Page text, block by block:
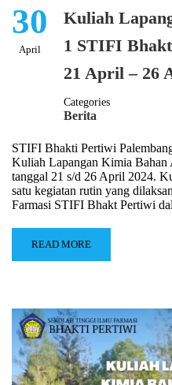
30
April
Kuliah
1 STIFI
21 April – 26
Categories
Berita
STIFI Bhakti Pertiwi
Kuliah Lapangan Kimia Bahan
tanggal 21 s/d 26 April 2024.
satu kegiatan rutin yang
Farmasi STIFI Bhakt Pertiwi
READ MORE